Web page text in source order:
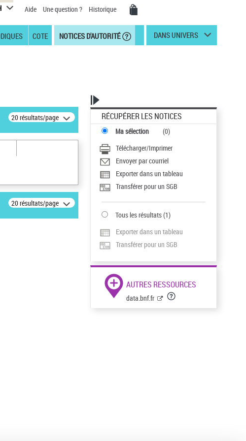
Aide Une question ? Historique
COTE NOTICES D'AUTORITÉ DANS UNIVERS
20 résultats/page
20 résultats/page
RÉCUPÉRER LES NOTICES
Ma sélection (0)
Télécharger/Imprimer
Envoyer par courriel
Exporter dans un tableau
Transférer pour un SGB
Tous les résultats(1)
Exporter dans un tableau
Transférer pour un SGB
AUTRES RESSOURCES
data.bnf.fr